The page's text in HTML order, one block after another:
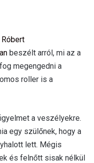
Róbert
beszélt arról, mi az a
megengedni a
roller is a
a veszélyekre.
egy szülőnek, hogy a
lett. Mégis
és felnőtt sisak nélkül